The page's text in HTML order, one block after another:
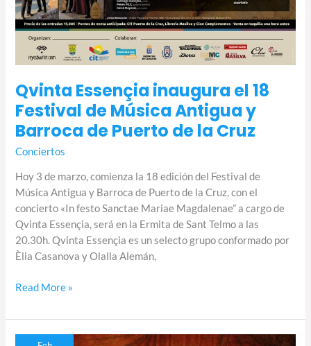
Qvinta Essençia inaugura el 18
Festival de Música Antigua y
Barroca de Puerto de la Cruz
Conciertos
Hoy 3 de marzo, comienza la 18 edición del Festival de
Música Antigua y Barroca de Puerto de la Cruz, con el
concierto «In festo Sanctae Mariae Magdalenae” a cargo de
Qvinta Essençia, será en la Ermita de Sant Telmo a las
20.30h. Qvinta Essençia es un selecto grupo conformado por
Èlia Casanova y Olalla Alemán,
Read More »